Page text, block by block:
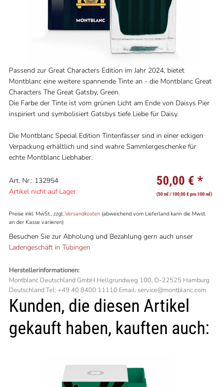
Passend zur Great Characters Edition im Jahr 2024, bietet
Montblanc eine weitere spannende Tinte an - die Montblanc Great
Characters The Great Gatsby, Green.
Die Farbe der Tinte ist vom grünen Licht am Ende von Daisys Pier
inspiriert und symbolisiert Gatsbys tiefe Liebe für Daisy.
Die Montblanc Special Edition Tintenfässer sind in einer eckigen
Verpackung erhältlich und sind wahre Sammlergeschenke für
echte Montblanc Liebhaber.
Art. Nr.: 132954
Artikel nicht auf Lager
50,00 € *
(50 ml / 100,00 € pro 100 ml)
Preise inkl. MwSt., zzgl. Versandkosten(abweichend vom Lieferland kann die Mwst.
an der Kasse variieren)
Besuchen Sie zur Abholung und Bezahlung gern auch unser
Ladengeschäft in Tübingen
Herstellerinformationen:
Montblanc Deutschland GmbH Hellgrundweg 100, D-22525 Hamburg
Deutschland Tel: +49 40 8400 11110 Email: service@montblanc.com
Kunden, die diesen Artikel
gekauft haben, kauften auch: